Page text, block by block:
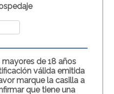
de 18 años
válida emitida
marque la casilla a
que tiene una